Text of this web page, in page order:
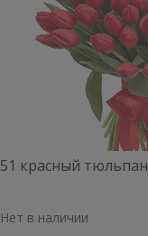
51 красный тюльпан
Нет в наличии